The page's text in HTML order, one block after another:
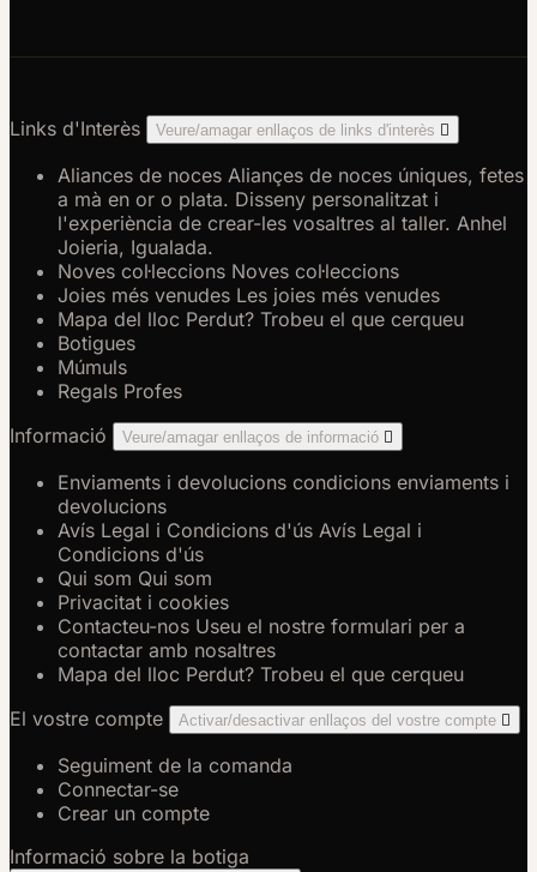
Links d'Interès Veure/amagar enllaços de links d'interès 
Aliances de noces Aliançes de noces úniques, fetes
a mà en or o plata. Disseny personalitzat i
l'experiència de crear-les vosaltres al taller. Anhel
Joieria, Igualada.
Noves col·leccions Noves col·leccions
Joies més venudes Les joies més venudes
Mapa del lloc Perdut? Trobeu el que cerqueu
Botigues
Múmuls
Regals Profes
Informació
Veure/amagar enllaços de informació 
Enviaments i devolucions condicions enviaments i
devolucions
Avís Legal i Condicions d'ús Avís Legal i
Condicions d'ús
Qui som Qui som
Privacitat i cookies
Contacteu-nos Useu el nostre formulari per a
contactar amb nosaltres
Mapa del lloc Perdut? Trobeu el que cerqueu
El vostre compte
Activar/desactivar enllaços del vostre compte 
Seguiment de la comanda
Connectar-se
Crear un compte
Informació sobre la botiga